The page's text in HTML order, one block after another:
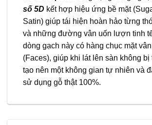
số 5D kết hợp hiệu ứng bề mặt
Satin) giúp tái hiện hoàn hảo từng
và những đường vân uốn lượn tinh
dòng gạch này có hàng chục mặt
(Faces), giúp khi lát lên sàn không bị
tạo nên một không gian tự nhiên và
sử dụng gỗ thật 100%.